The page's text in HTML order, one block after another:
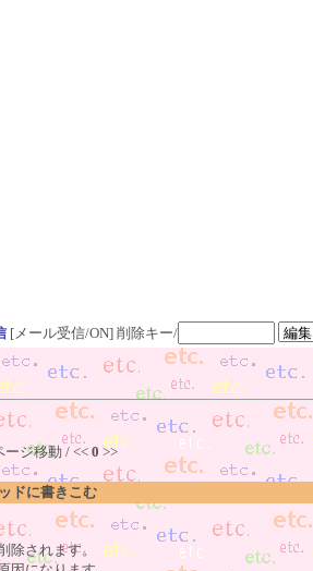
[メール受信/ON] 削除キー/
ージ移動 / <<0 >>
ドに書きこむ
除されます。